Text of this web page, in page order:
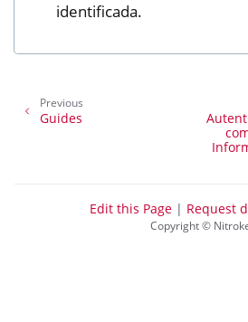
identificada.
Previous
Guides
Copyright ©
Edit this Page | Request